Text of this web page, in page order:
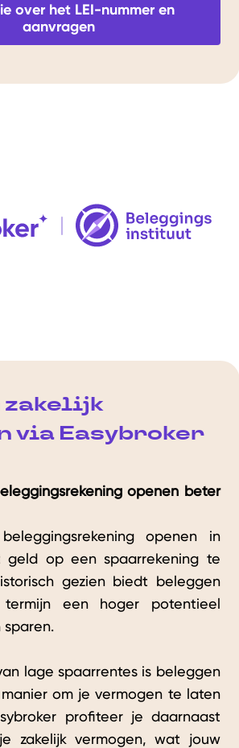
over het LEI-nummer en
aanvragen
zakelijk
via Easybroker
openen beter
openen in
geld op een spaarrekening te
gezien biedt beleggen
een hoger potentieel
lage spaarrentes is beleggen
om je vermogen te laten
profiteer je daarnaast
zakelijk vermogen, wat jouw